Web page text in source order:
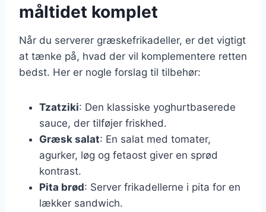
måltidet komplet
Når du serverer græskefrikadeller, er det vigtigt
at tænke på, hvad der vil komplementere retten
bedst. Her er nogle forslag til tilbehør:
Tzatziki: Den klassiske yoghurtbaserede
sauce, der tilføjer friskhed.
Græsk salat: En salat med tomater,
agurker, løg og fetaost giver en sprød
kontrast.
Pita brød: Server frikadellerne i pita for en
lækker sandwich.